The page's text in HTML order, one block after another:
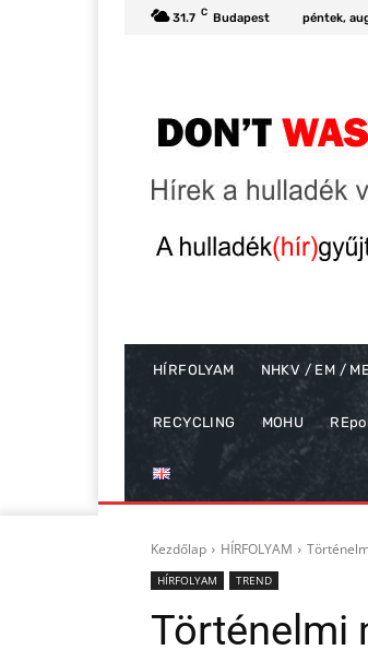
31.7 C Budapest péntek,
HÍRFOLYAM NHKV / EM /
RECYCLING MOHU
Kezdőlap HÍRFOLYAM
HÍRFOLYAM TREND
Történelmi